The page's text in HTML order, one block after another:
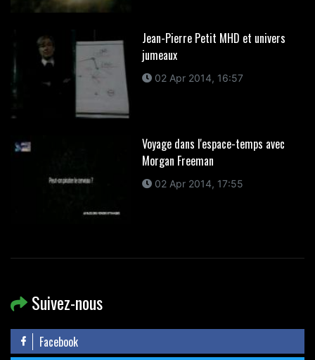
Jean-Pierre Petit MHD et univers
jumeaux
02 Apr 2014, 16:57
Voyage dans l'espace-temps avec
Morgan Freeman
02 Apr 2014, 17:55
Suivez-nous
Facebook